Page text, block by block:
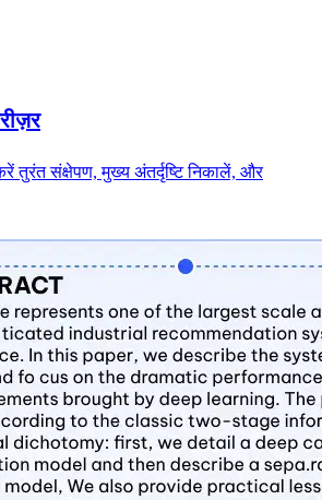
तुरंत संक्षेपण, मुख्य अंतर्दृष्टि निकालें, और